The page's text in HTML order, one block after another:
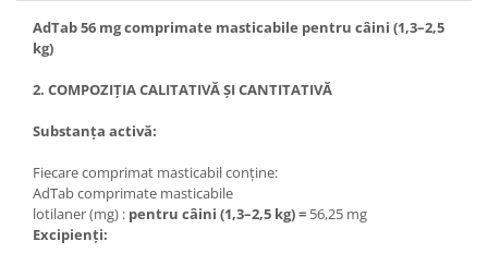
AdTab 56 mg comprimate masticabile pentru câini (1,3–2,5
kg)
2. COMPOZIȚIA CALITATIVĂ ȘI CANTITATIVĂ
Substanța activă:
Fiecare comprimat masticabil conține:
AdTab comprimate masticabile
lotilaner (mg) : pentru câini (1,3–2,5 kg) = 56,25 mg
Excipienți: